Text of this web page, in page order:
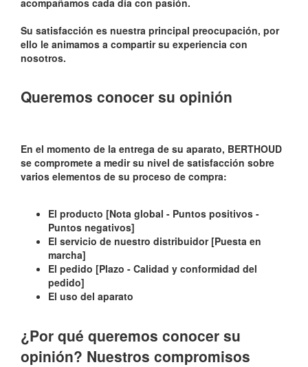
Su satisfacción es nuestra principal preocupación, por
ello le animamos a compartir su experiencia con
nosotros.
Queremos conocer su opinión
En el momento de la entrega de su aparato, BERTHOUD
se compromete a medir su nivel de satisfacción sobre
varios elementos de su proceso de compra:
El producto [Nota global - Puntos positivos -
Puntos negativos]
El servicio de nuestro distribuidor [Puesta en
marcha]
El pedido [Plazo - Calidad y conformidad del
pedido]
El uso del aparato
¿Por qué queremos conocer su
opinión? Nuestros compromisos